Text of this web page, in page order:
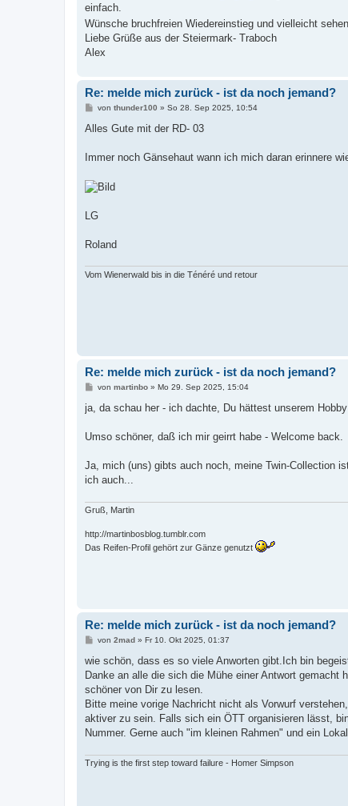
einfach.
Wünsche bruchfreien Wiedereinstieg und vielleicht
Liebe Grüße aus der Steiermark- Traboch
Alex
Re: melde mich zurück - ist da noch jemand?
B
i
a
von thunder100 » So 28. Sep 2025, 10:54
Alles Gute mit der RD- 03
Immer noch Gänsehaut wann ich mich daran erinnere
LG
Roland
Vom Wienerwald bis in die Ténéré und retour
Re: melde mich zurück - ist da noch jemand?
B
t
a
von martinbo» Mo 29. Sep 2025, 15:04
ja, da schau her - ich dachte, Du hättest unserem
Umso schöner, daß ich mir geirrt habe - Welcome back.
Ja, mich (uns) gibts auch noch, meine Twin-Collection
ich auch...
Gruß, Martin
http://martinbosblog.tumblr.com
Das Reifen-Profil gehört zur Gänze genutzt
Re: melde mich zurück - ist da noch jemand?
B
i
r
a
von 2mad» Fr 10. Okt 2025, 01:37
wie schön, dass es so viele Anworten gibt.Ich bin
Danke an alle die sich die Mühe einer Antwort
schöner von Dir zu lesen.
Bitte meine vorige Nachricht nicht als Vorwurf
aktiver zu sein. Falls sich ein ÖTT organisieren lässt,
Nummer. Gerne auch "im kleinen Rahmen" und ein
Trying is the first step toward failure - Homer Simpson